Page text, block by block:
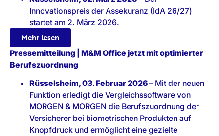
Innovationspreis der Assekuranz (IdA 26/27)
startet am 2. März 2026.
Mehr lesen
Pressemitteilung | M&M Office jetzt mit optimierter
Berufszuordnung
Rüsselsheim, 03. Februar 2026– Mit der neuen
Funktion erledigt die Vergleichssoftware von
MORGEN & MORGEN die Berufszuordnung der
Versicherer bei biometrischen Produkten auf
Knopfdruck und ermöglicht eine gezielte